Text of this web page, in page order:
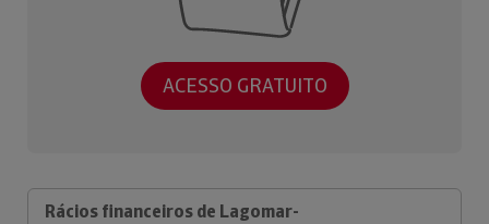
ACESSO GRATUITO
Rácios financeiros de Lagomar-